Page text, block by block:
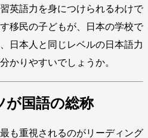
英語力を身につけられるわけで
移民の子どもが、日本の学校で
日本人と同じレベルの日本語力
かりやすいでしょうか。
が国語の総称
も重視されるのがリーディング